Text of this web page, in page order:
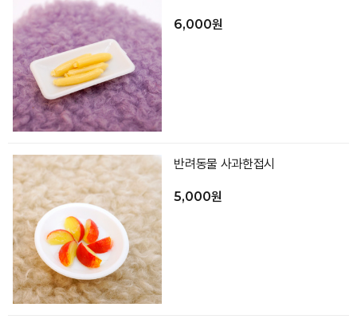
6,000원
반려동물 사과한접시
5,000원